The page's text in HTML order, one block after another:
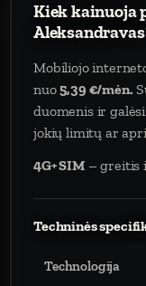
Kiek kainuoja
Mobiliojo
nuo5,39 €/mėn.
duomenis ir
jokių limitų ar
4G+ SIM– greitis
Techninės
Technologija